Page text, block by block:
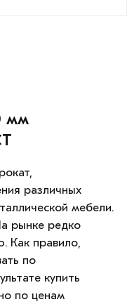
мм
различных
мебели.
рынке редко
Как правило,
по
купить
по ценам